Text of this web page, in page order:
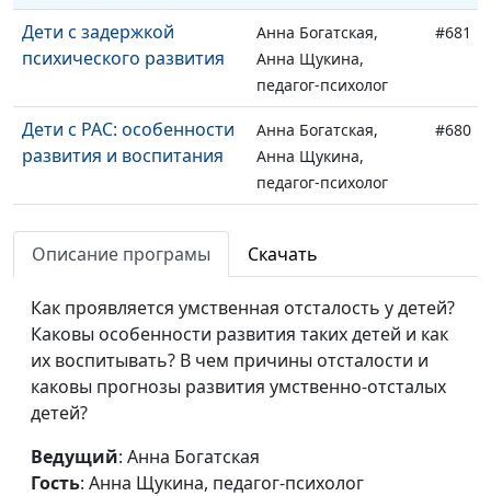
Дети с задержкой
психического развития
Анна Богатская,
Анна Щукина,
педагог-психолог
#681
Дети с РАС: особенности
развития и воспитания
Анна Богатская,
Анна Щукина,
педагог-психолог
#680
Дети с ОВЗ: проблемы и
их решение
Анна Щукина,
педагог-психолог
Строим гармоничные
Мария Вачева,
консультант
Как воспитать сына
женщине?
Описание програмы Скачать
Как проявляется умственная отсталость у детей?
Каковы особенности развития таких детей и как
их воспитывать? В чем причины отсталости и
каковы прогнозы развития умственно-отсталых
детей?
Ведущий: Анна Богатская
Гость: Анна Щукина, педагог-психолог